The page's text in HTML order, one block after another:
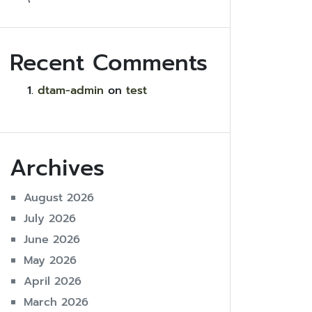
Recent Comments
dtam-admin on test
Archives
August 2026
July 2026
June 2026
May 2026
April 2026
March 2026